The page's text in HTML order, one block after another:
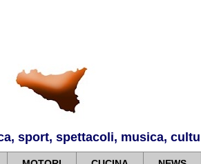
sport, spettacoli, musica,